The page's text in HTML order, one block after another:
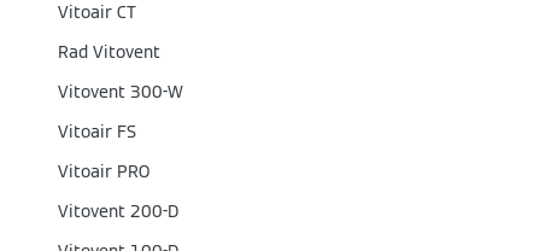
Vitoair CT
Rad Vitovent
Vitovent 300-W
Vitoair FS
Vitoair PRO
Vitovent 200-D